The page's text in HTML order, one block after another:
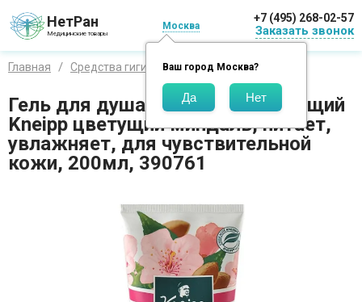
НетРан
Медицинские товары
Москва
Ваш город Москва?
+7 (495) 268-02-57
Заказать звонок
Главная Средства гигиены Бренды Кнайпп
Гель для душа восстанавливающий
Kneipp цветущий миндаль, питает,
увлажняет, для чувствительной
кожи, 200мл, 390761